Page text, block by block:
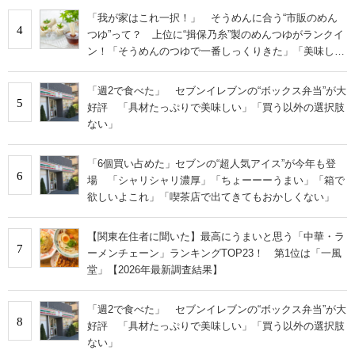
4
「我が家はこれ一択！」 そうめんに合う“市販のめん
つゆ”って？ 上位に“揖保乃糸”製のめんつゆがランクイ
ン！「そうめんのつゆで一番しっくりきた」「美味しす
5
「週2で食べた」 セブンイレブンの“ボックス弁当”が大
好評 「具材たっぷりで美味しい」「買う以外の選択肢
ない」
6
「6個買い占めた」セブンの“超人気アイス”が今年も登
場 「シャリシャリ濃厚」「ちょーーーうまい」「箱で
欲しいよこれ」「喫茶店で出てきてもおかしくない」
7
【関東在住者に聞いた】最高にうまいと思う「中華・ラ
ーメンチェーン」ランキングTOP23！ 第1位は「一風
堂」【2026年最新調査結果】
8
「週2で食べた」 セブンイレブンの“ボックス弁当”が大
好評 「具材たっぷりで美味しい」「買う以外の選択肢
ない」